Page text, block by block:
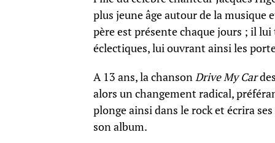
plus jeune âge autour de la musique
père est présente chaque jours ; il
éclectiques, lui ouvrant ainsi les
A 13 ans, la chansonDrive My Car
alors un changement radical,
plonge ainsi dans le rock et écrira
son album.